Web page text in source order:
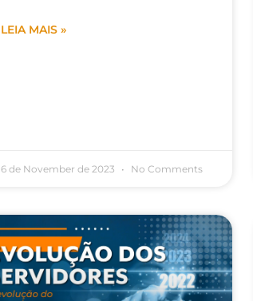
LEIA MAIS »
6 de November de 2023 No Comments